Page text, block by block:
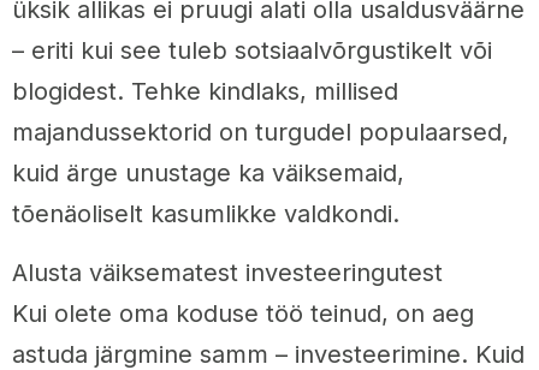
üksik allikas ei pruugi alati olla usaldusväärne
– eriti kui see tuleb sotsiaalvõrgustikelt või
blogidest. Tehke kindlaks, millised
majandussektorid on turgudel populaarsed,
kuid ärge unustage ka väiksemaid,
tõenäoliselt kasumlikke valdkondi.
Alusta väiksematest investeeringutest
Kui olete oma koduse töö teinud, on aeg
astuda järgmine samm – investeerimine. Kuid